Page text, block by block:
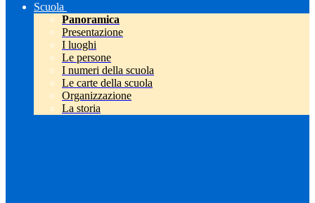
Scuola
Panoramica
Presentazione
I luoghi
Le persone
I numeri della scuola
Le carte della scuola
Organizzazione
La storia